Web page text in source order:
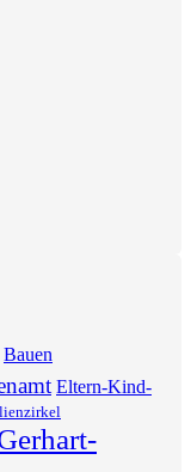
Bauen
Eltern-Kind-